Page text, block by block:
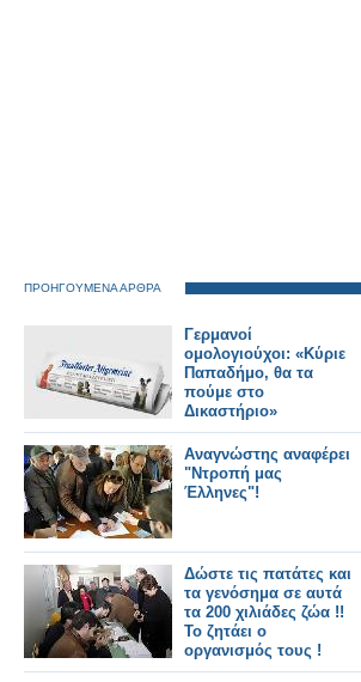
ΠΡΟΗΓΟΥΜΕΝΑ ΑΡΘΡΑ
Γερμανοί
ομολογιούχοι: «Κύριε
Παπαδήμο, θα τα
πούμε στο
Δικαστήριο»
Αναγνώστης αναφέρει
"Ντροπή μας
Έλληνες"!
Δώστε τις πατάτες και
τα γενόσημα σε αυτά
τα 200 χιλιάδες ζώα !!
Το ζητάει ο
οργανισμός τους !